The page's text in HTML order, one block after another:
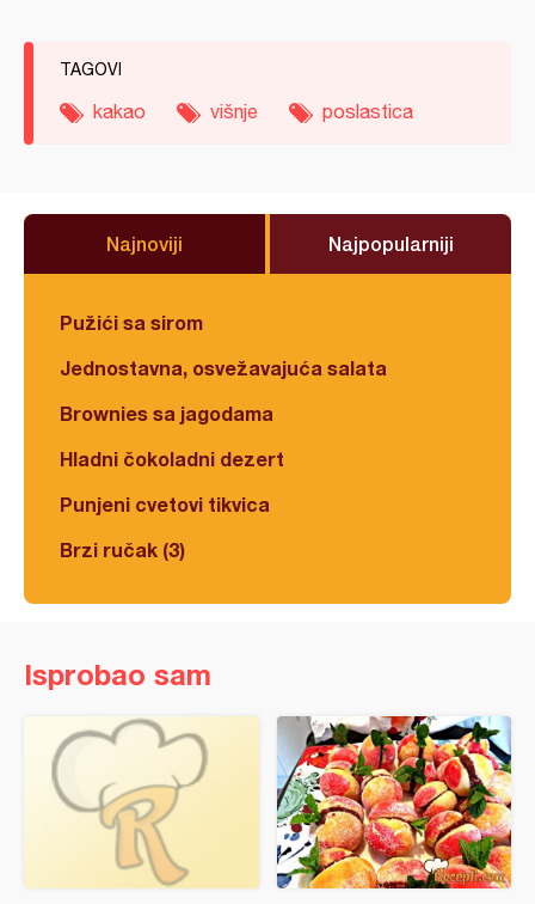
TAGOVI
kakao višnje poslastica
Najnoviji Najpopularniji
Pužići sa sirom
Jednostavna, osvežavajuća salata
Brownies sa jagodama
Hladni čokoladni dezert
Punjeni cvetovi tikvica
Brzi ručak (3)
Isprobao sam